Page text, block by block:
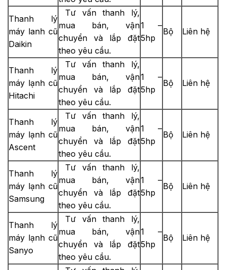
Thanh lý
máy lanh cũ
Daikin
Tư vấn thanh lý,
mua bán, vận
chuyển và lắp đặt
theo yêu cầu.
1 –
5hp
Bộ Liên hệ
Thanh lý
máy lạnh cũ
Hitachi
Tư vấn thanh lý,
mua bán, vận
chuyển và lắp đặt
theo yêu cầu.
1 –
5hp
Bộ Liên hệ
Thanh lý
máy lạnh cũ
Ascent
Tư vấn thanh lý,
mua bán, vận
chuyển và lắp đặt
theo yêu cầu.
1 –
5hp
Bộ Liên hệ
Thanh lý
máy lạnh cũ
Samsung
Tư vấn thanh lý,
mua bán, vận
chuyển và lắp đặt
theo yêu cầu.
1 –
5hp
Bộ Liên hệ
Thanh lý
máy lạnh cũ
Sanyo
Tư vấn thanh lý,
mua bán, vận
chuyển và lắp đặt
theo yêu cầu.
1 –
5hp
Bộ Liên hệ